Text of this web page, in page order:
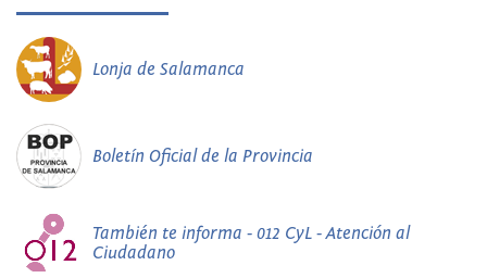
Lonja de Salamanca
Boletín Oficial de la Provincia
También te informa - 012 CyL - Atención al
Ciudadano